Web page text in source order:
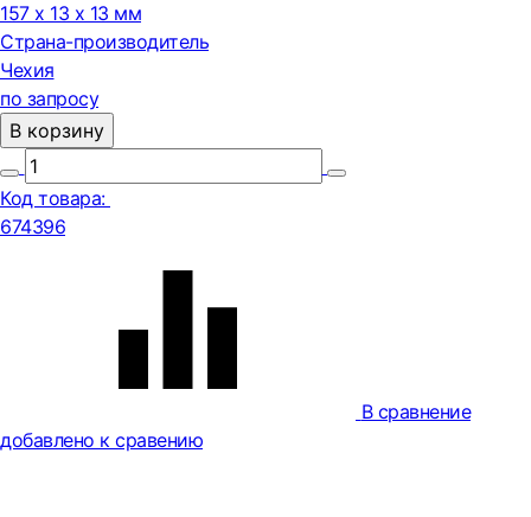
157 x 13 x 13 мм
Страна-производитель
Чехия
по запросу
В корзину
Код товара:
674396
В сравнение
добавлено к сравению